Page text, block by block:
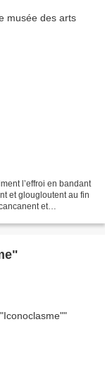
l’effroi en bandant
et glougloutent au fin
et